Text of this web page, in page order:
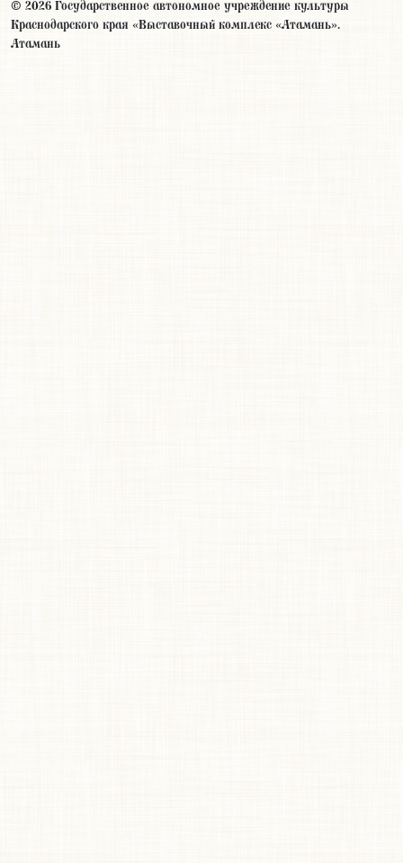
© 2026 Государственное автономное учреждение культуры
Краснодарского края «Выставочный комплекс «Атамань».
Атамань